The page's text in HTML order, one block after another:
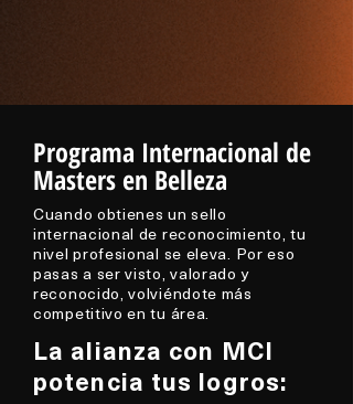
Programa Internacional de
Masters en Belleza
Cuando obtienes un sello
internacional de reconocimiento, tu
nivel profesional se eleva. Por eso
pasas a ser visto, valorado y
reconocido, volviéndote más
competitivo en tu área.
La alianza con MCI
potencia tus logros: